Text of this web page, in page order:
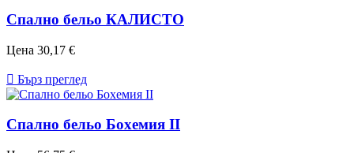
Спално бельо КАЛИСТО
Цена 30,17 €
 Бърз преглед
Спално бельо Бохемия II